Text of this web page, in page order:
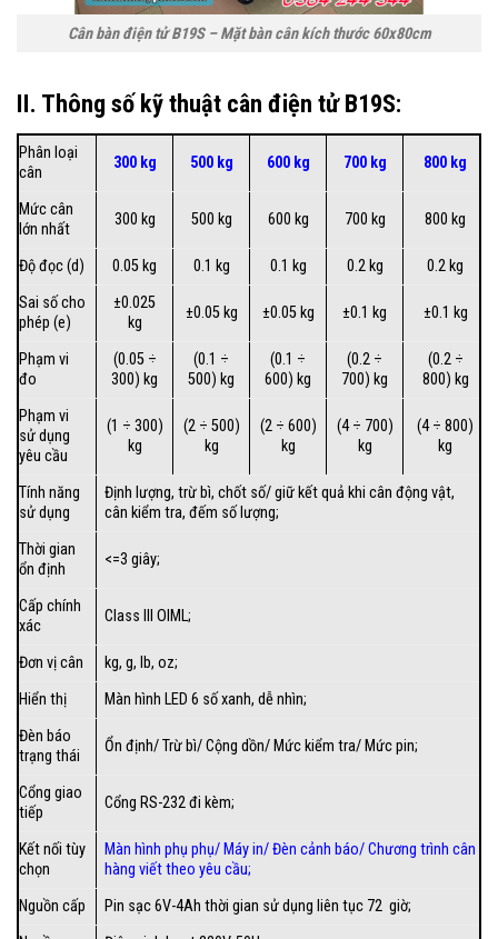
Cân bàn điện tử B19S – Mặt bàn cân kích thước 60x80cm
II. Thông số kỹ thuật cân điện tử B19S:
Phân loại
cân
300 kg 500 kg 600 kg 700 kg 800 kg
Mức cân
lớn nhất
300 kg 500 kg 600 kg 700 kg 800 kg
Độ đọc (d) 0.05 kg 0.1 kg 0.1 kg 0.2 kg
0.2 kg
Sai số cho
phép (e)
±0.025
kg
±0.05 kg ±0.05 kg ±0.1 kg ±0.1 kg
Phạm vi
đo
(0.05 ÷
300) kg
(0.1 ÷
500) kg
(0.1 ÷
600) kg
(0.2 ÷
700) kg
(0.2 ÷
800) kg
Phạm vi
sử dụng
yêu cầu
(1 ÷ 300)
kg
(2 ÷ 500)
kg
(2 ÷ 600)
kg
(4 ÷ 700)
kg
(4 ÷ 800)
kg
Tính năng
sử dụng
Định lượng, trừ bì, chốt số/ giữ kết quả khi cân động vật,
cân kiểm tra, đếm số lượng;
Thời gian
ổn định
<=3 giây;
Cấp chính
xác
Class III OIML;
Đơn vị cân
kg, g, lb, oz;
Hiển thị
Màn hình LED 6 số xanh, dễ nhìn;
Đèn báo
trạng thái
Ổn định/ Trừ bì/ Cộng dồn/ Mức kiểm tra/ Mức pin;
Cổng giao
tiếp
Cổng RS-232 đi kèm;
Kết nối tùy
chọn
Màn hình phụ phụ/ Máy in/Đèn cảnh báo/Chương trình cân
hàng viết theo yêu cầu;
Nguồn cấp
Pin sạc 6V-4Ah thời gian sử dụng liên tục 72 giờ;